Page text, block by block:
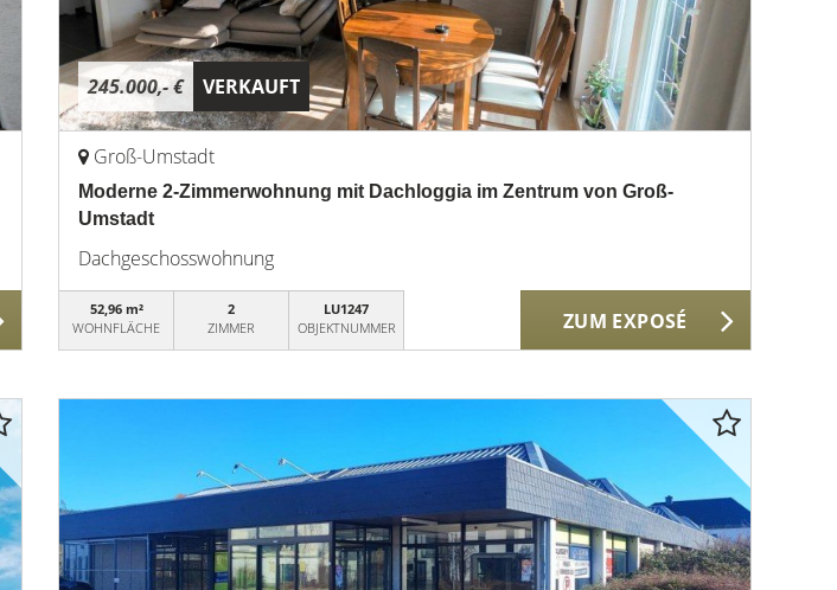
245.000,- € VERKAUFT
Groß-Umstadt
Moderne 2-Zimmerwohnung mit Dachloggia im Zentrum von Groß-
Umstadt
Dachgeschosswohnung
52,96 m²
WOHNFLÄCHE
2
ZIMMER
LU1247
OBJEKTNUMMER
ZUM EXPOSÉ